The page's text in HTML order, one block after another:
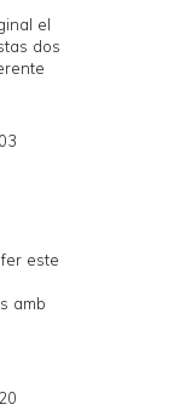
el
dos
este
amb